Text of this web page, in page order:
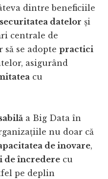
dintre beneficiile
securitatea datelor și
centrale de
să se adoptepractici
asigurând
cu
a Big Data în
nu doar că
de inovare,
de încredere cu
pe deplin